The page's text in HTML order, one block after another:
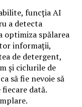
funcția AI
a detecta
optimiza spălarea
informații,
de detergent,
și ciclurile de
să fie nevoie să
dată.